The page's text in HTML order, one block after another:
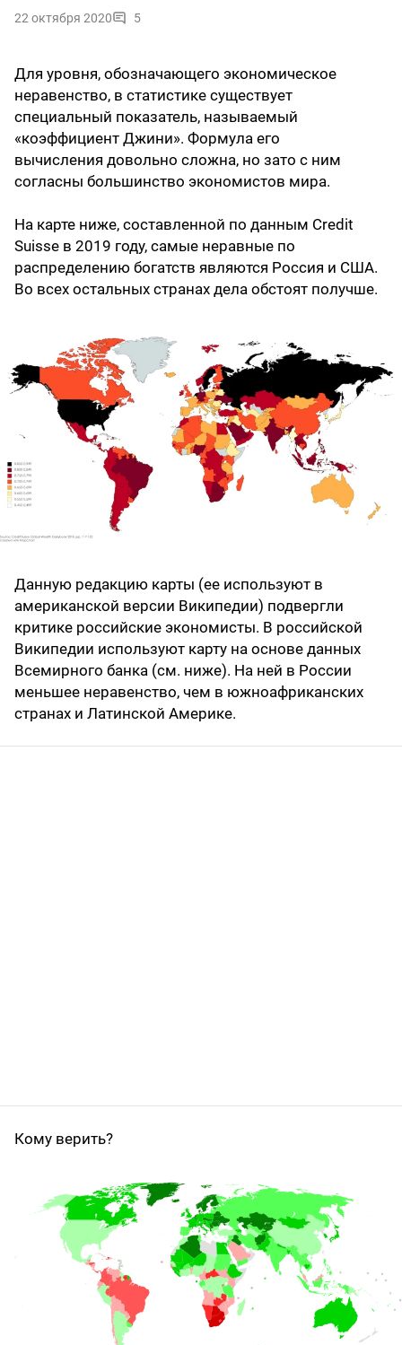
22 октября 2020 5
Для уровня, обозначающего экономическое
неравенство, в статистике существует
специальный показатель, называемый
«коэффициент Джини». Формула его
вычисления довольно сложна, но зато с ним
согласны большинство экономистов мира.
На карте ниже, составленной по данным Credit
Suisse в 2019 году, самые неравные по
распределению богатств являются Россия и США.
Во всех остальных странах дела обстоят получше.
Данную редакцию карты (ее используют в
американской версии Википедии) подвергли
критике российские экономисты. В российской
Википедии используют карту на основе данных
Всемирного банка (см. ниже). На ней в России
меньшее неравенство, чем в южноафриканских
странах и Латинской Америке.
Кому верить?